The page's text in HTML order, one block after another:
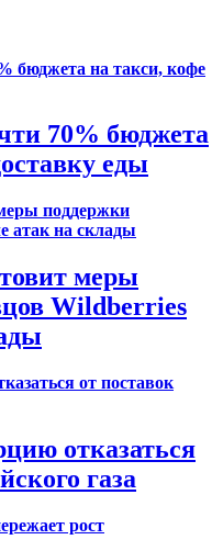
70% бюджета
еды
меры
Wildberries
отказаться
газа